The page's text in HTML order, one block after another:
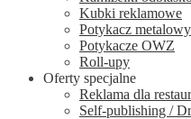
Kubki reklamowe
Potykacz
Potykacze OWZ
Roll-upy
Oferty specjalne
Reklama dla
Self-publishing /